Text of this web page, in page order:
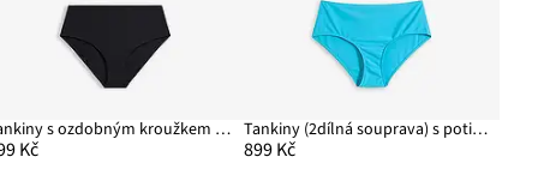
Tankiny s ozdobným kroužkem (2dílná souprava)
Kč
Tankiny (2dílná souprava) s potištěnou síťovinou
899 Kč